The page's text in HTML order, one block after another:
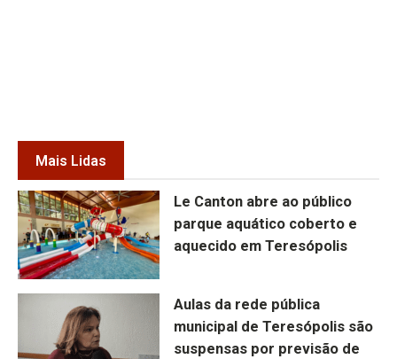
Mais Lidas
Le Canton abre ao público
parque aquático coberto e
aquecido em Teresópolis
Aulas da rede pública
municipal de Teresópolis são
suspensas por previsão de